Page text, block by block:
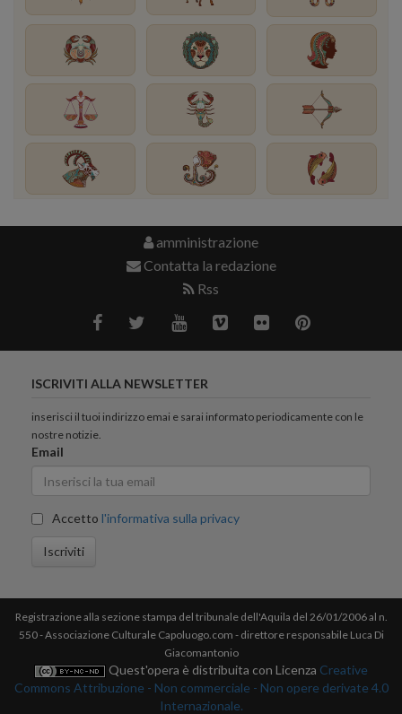
amministrazione
Contatta la redazione
Rss
ISCRIVITI ALLA NEWSLETTER
inserisci il tuoi indirizzo emai e sarai informato periodicamente con le
nostre notizie.
Email
Accetto l'informativa sulla privacy
Iscriviti
Registrazione alla sezione stampa del tribunale dell'Aquila del 26/01/2006 al n.
550 - Associazione Culturale Capoluogo.com - direttore responsabile Luca Di
Giacomantonio
Quest'opera è distribuita con Licenza Creative
Commons Attribuzione - Non commerciale - Non opere derivate 4.0
Internazionale.